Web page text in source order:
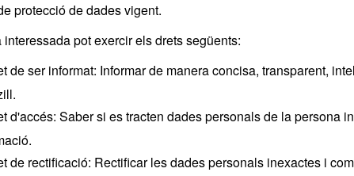
protecció de dades vigent.
interessada pot exercir els drets següents:
de ser informat: Informar de manera concisa, transparent,
d'accés: Saber si es tracten dades personals de la persona
de rectificació: Rectificar les dades personals inexactes i